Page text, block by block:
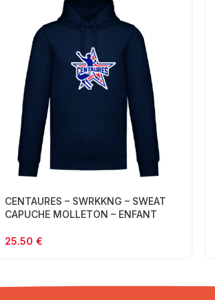
CENTAURES – SWRKKNG – SWEAT
CAPUCHE MOLLETON – ENFANT
25.50 €